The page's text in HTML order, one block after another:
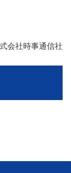
会社時事通信社